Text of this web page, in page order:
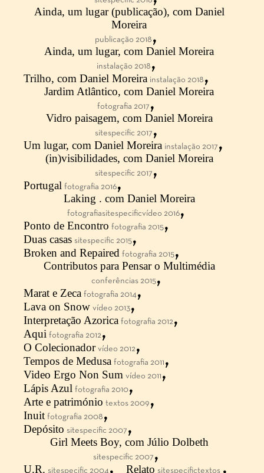
Ainda, um lugar (publicação), com Daniel
Moreira
publicação 2018 ,
Ainda, um lugar, com Daniel Moreira
instalação 2018,
Trilho, com Daniel Moreira instalação 2018 ,
Jardim Atlântico, com Daniel Moreira
fotografia 2017,
Vidro paisagem, com Daniel Moreira
sitespecific 2017,
Um lugar, com Daniel Moreira instalação 2017 ,
(in)visibilidades, com Daniel Moreira
sitespecific 2017,
Portugal fotografia 2016,
Laking . com Daniel Moreira
fotografiasitespecificvídeo 2016,
Ponto de Encontro fotografia 2015,
Duas casas sitespecific 2015,
Broken and Repaired fotografia 2015,
Contributos para Pensar o Multimédia
conferências 2015,
Marat e Zeca fotografia 2014,
Lava on Snow vídeo 2013,
Interpretação Azorica fotografia 2012,
Aqui fotografia 2012,
O Colecionador vídeo 2012,
Tempos de Medusa fotografia 2011 ,
Video Ergo Non Sum vídeo 2011 ,
Lápis Azul fotografia 2010,
Arte e património textos 2009 ,
Inuit fotografia 2008 ,
Depósito sitespecific 2007 ,
Girl Meets Boy, com Júlio Dolbeth
sitespecific 2007,
U.R. sitespecific 2004, Relato sitespecifictextos ,